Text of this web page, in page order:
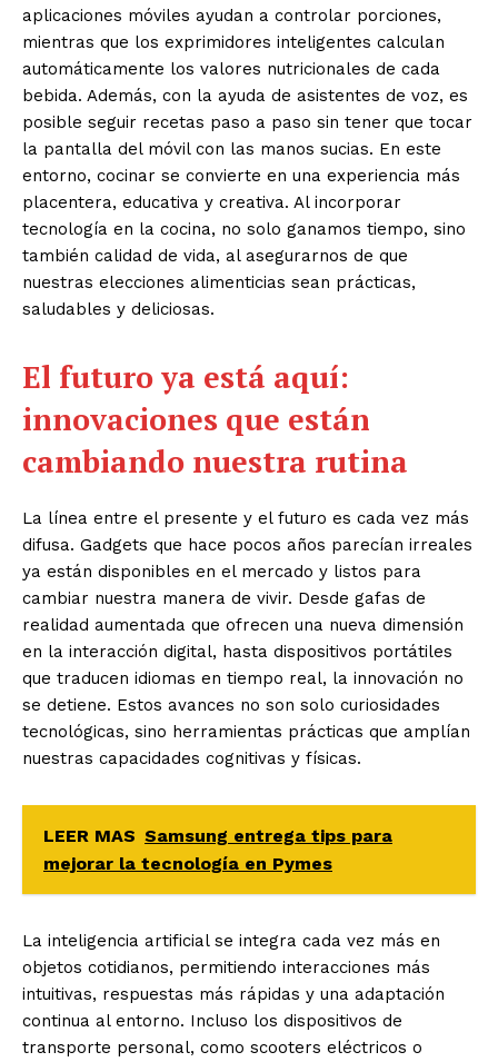
aplicaciones móviles ayudan a controlar porciones,
mientras que los exprimidores inteligentes calculan
automáticamente los valores nutricionales de cada
bebida. Además, con la ayuda de asistentes de voz, es
posible seguir recetas paso a paso sin tener que tocar
la pantalla del móvil con las manos sucias. En este
entorno, cocinar se convierte en una experiencia más
placentera, educativa y creativa. Al incorporar
tecnología en la cocina, no solo ganamos tiempo, sino
también calidad de vida, al asegurarnos de que
nuestras elecciones alimenticias sean prácticas,
saludables y deliciosas.
El futuro ya está aquí:
innovaciones que están
cambiando nuestra rutina
La línea entre el presente y el futuro es cada vez más
difusa. Gadgets que hace pocos años parecían irreales
ya están disponibles en el mercado y listos para
cambiar nuestra manera de vivir. Desde gafas de
realidad aumentada que ofrecen una nueva dimensión
en la interacción digital, hasta dispositivos portátiles
que traducen idiomas en tiempo real, la innovación no
se detiene. Estos avances no son solo curiosidades
tecnológicas, sino herramientas prácticas que amplían
nuestras capacidades cognitivas y físicas.
LEER MAS Samsung entrega tips para
mejorar la tecnología en Pymes
La inteligencia artificial se integra cada vez más en
objetos cotidianos, permitiendo interacciones más
intuitivas, respuestas más rápidas y una adaptación
continua al entorno. Incluso los dispositivos de
transporte personal, como scooters eléctricos o